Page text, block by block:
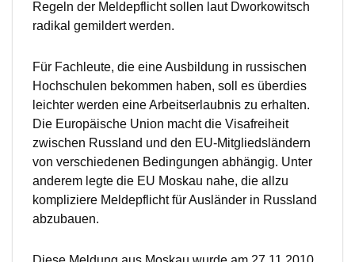
Regeln der Meldepflicht sollen laut Dworkowitsch
radikal gemildert werden.
Für Fachleute, die eine Ausbildung in russischen
Hochschulen bekommen haben, soll es überdies
leichter werden eine Arbeitserlaubnis zu erhalten.
Die Europäische Union macht die Visafreiheit
zwischen Russland und den EU-Mitgliedsländern
von verschiedenen Bedingungen abhängig. Unter
anderem legte die EU Moskau nahe, die allzu
kompliziere Meldepflicht für Ausländer in Russland
abzubauen.